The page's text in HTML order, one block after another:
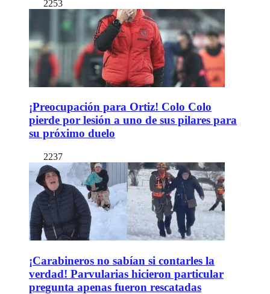
2253
¡Preocupación para Ortiz! Colo Colo
pierde por lesión a uno de sus pilares para
su próximo duelo
2237
¡Carabineros no sabían si contarles la
verdad! Parvularias hicieron particular
pregunta apenas fueron rescatadas